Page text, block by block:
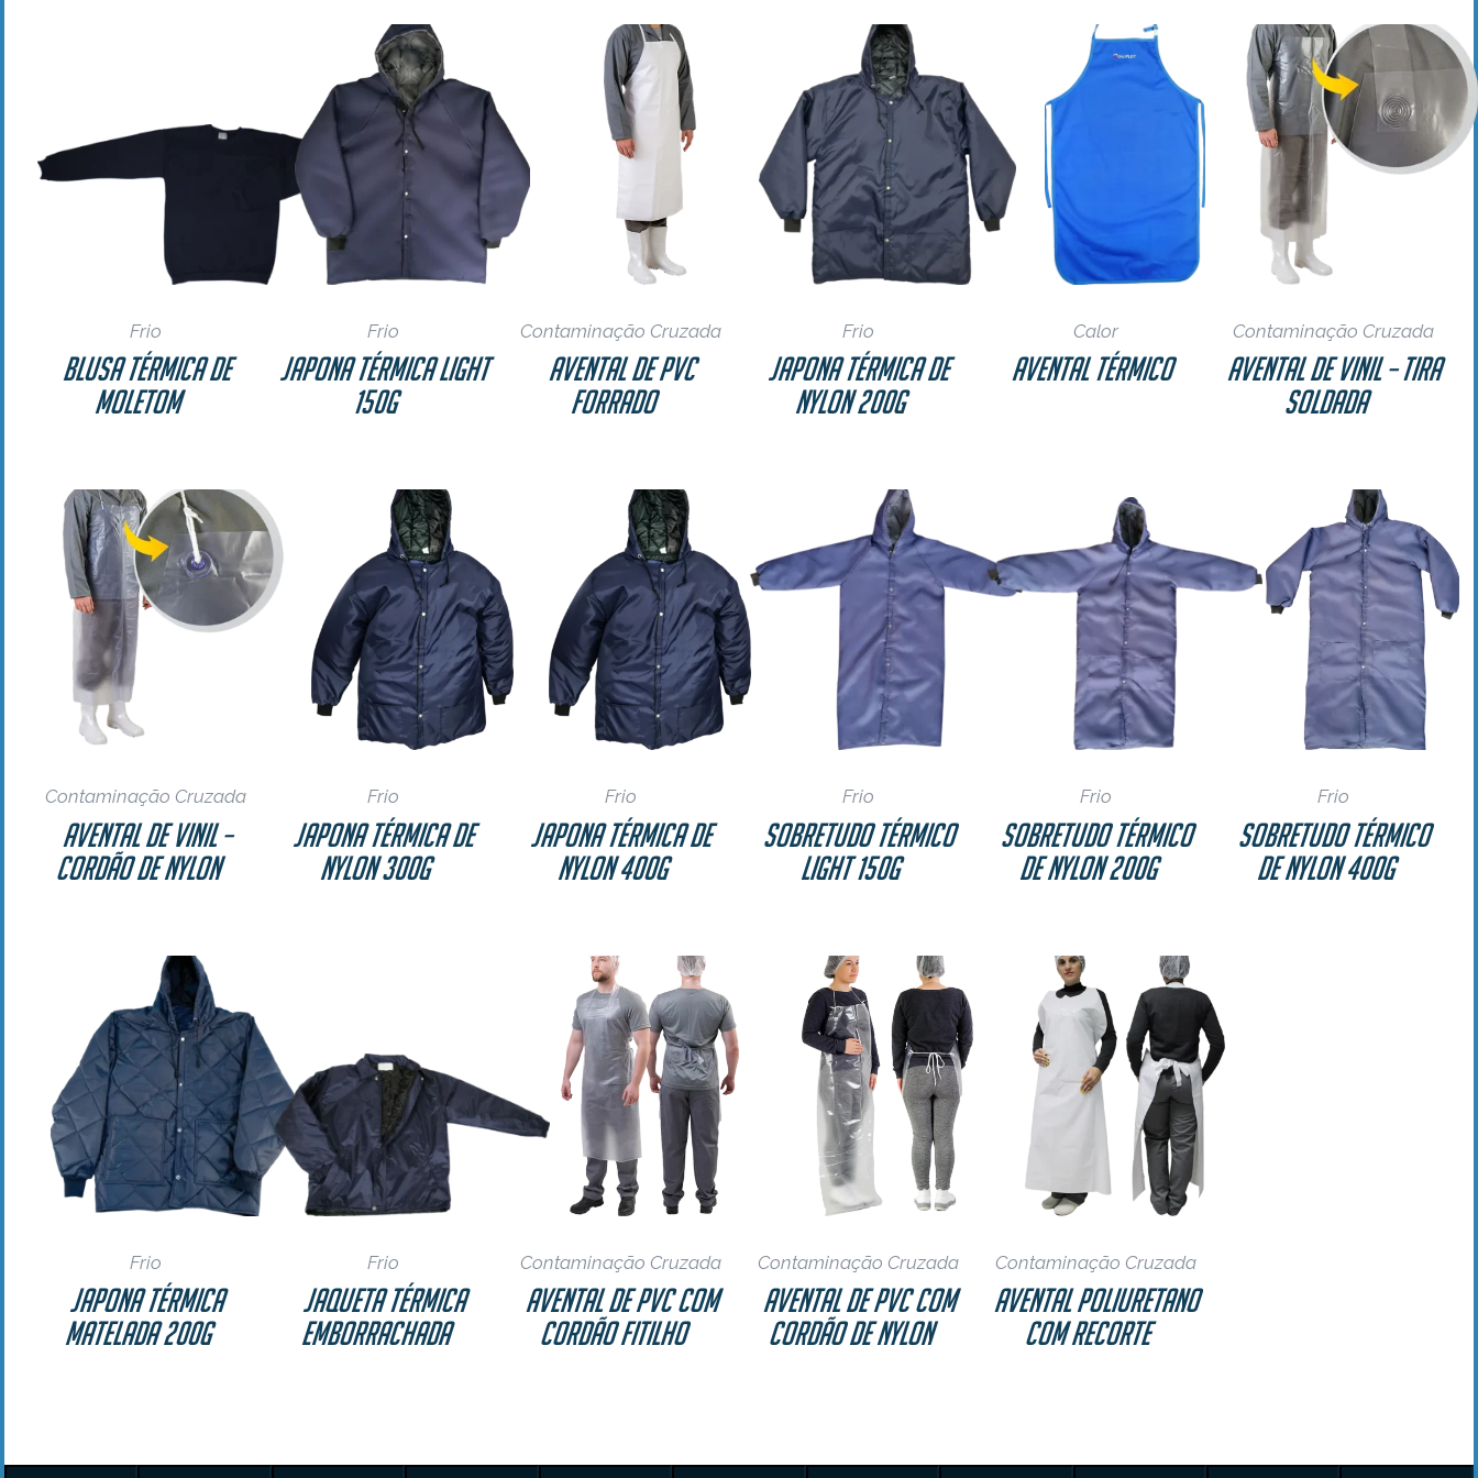
Restaurantes
Pescados
Agro
Frio
Blusa Térmica de
Moletom
Frio
Japona Térmica Light
150g
Contaminação Cruzada
Avental De PVC
Forrado
Frio
Japona Térmica de
Nylon 200g
Calor
Avental Térmico
Contaminação Cruzada
Avental de Vinil – Tira
Soldada
Contaminação Cruzada
Avental de Vinil –
Cordão de Nylon
Frio
Japona Térmica de
Nylon 300g
Frio
Japona Térmica de
Nylon 400g
Frio
Sobretudo Térmico
Light 150g
Frio
Sobretudo Térmico
de Nylon 200g
Frio
Sobretudo Térmico
de Nylon 400g
Frio
Japona Térmica
Matelada 200g
Frio
Jaqueta Térmica
Emborrachada
Contaminação Cruzada
Avental de PVC com
Cordão Fitilho
Contaminação Cruzada
Avental de PVC com
Cordão de Nylon
Contaminação Cruzada
Avental Poliuretano
com Recorte